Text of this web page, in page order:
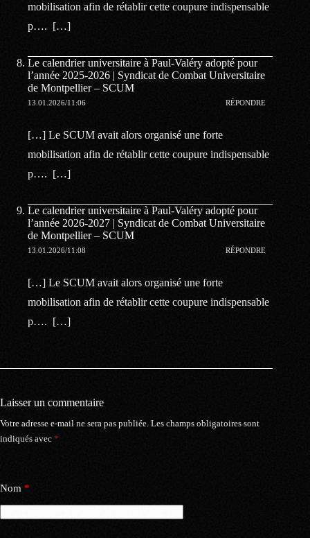
mobilisation afin de rétablir cette coupure indispensable
p…. […]
Le calendrier universitaire à Paul-Valéry adopté pour
l’année 2025-2026 | Syndicat de Combat Universitaire
de Montpellier – SCUM
13.01.2026/11:06 RÉPONDRE
[…] Le SCUM avait alors organisé une forte
mobilisation afin de rétablir cette coupure indispensable
p…. […]
Le calendrier universitaire à Paul-Valéry adopté pour
l’année 2026-2027 | Syndicat de Combat Universitaire
de Montpellier – SCUM
13.01.2026/11:08 RÉPONDRE
[…] Le SCUM avait alors organisé une forte
mobilisation afin de rétablir cette coupure indispensable
p…. […]
Laisser un commentaire
Votre adresse e-mail ne sera pas publiée. Les champs obligatoires sont
indiqués avec *
Nom *